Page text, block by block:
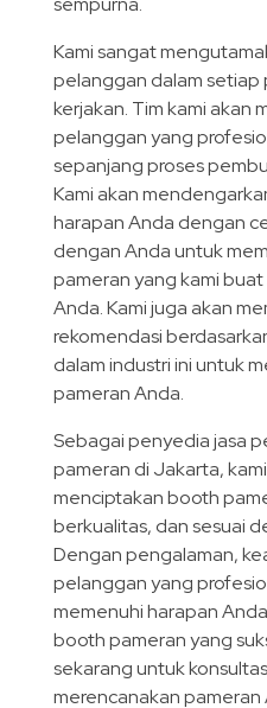
Kami sangat
pelanggan dalam setiap
kerjakan. Tim kami akan
pelanggan yang
sepanjang proses
Kami akan
harapan Anda dengan
dengan Anda untuk
pameran yang kami
Anda. Kami juga akan
rekomendasi
dalam industri ini untuk
pameran Anda.
Sebagai penyedia jasa
pameran di Jakarta,
menciptakan booth
berkualitas, dan sesuai
Dengan pengalaman,
pelanggan yang
memenuhi harapan
booth pameran yang
sekarang untuk
merencanakan